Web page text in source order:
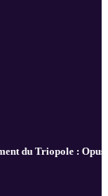
du Triopole : Opus